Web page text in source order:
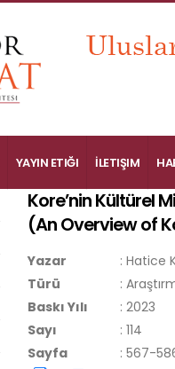
YAYIN ETIĞI İLETIŞIM
Kore’nin Kültürel
(An Overview of
Yazar : Hatice
Türü
:
Baskı Yılı
: 2023
Sayı
: 114
Sayfa
: 567-